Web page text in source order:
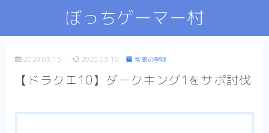
ぼっちゲーマー村
2020.03.15 2020.03.18 常闇の聖戦
【ドラクエ10】ダークキング1をサポ討伐